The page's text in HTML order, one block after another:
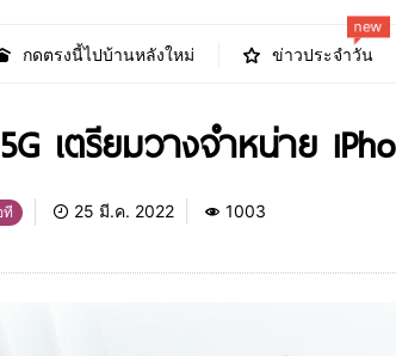
กดตรงนี้ไปบ้านหลังใหม่ ข่าวประจำวัน
new
เตรียมวางจำหน่าย
ที 25 มี.ค. 2022 1003